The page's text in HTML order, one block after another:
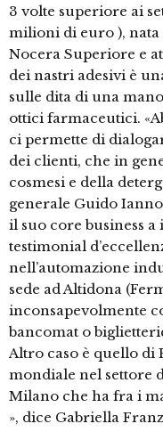
3 volte superiore ai
milioni di euro ), nata
Nocera Superiore e
dei nastri adesivi è
sulle dita di una
ottici farmaceutici.
ci permette di
dei clienti, che in
cosmesi e della
generale Guido
il suo core business
testimonial
nell’automazione
sede ad Altidona
inconsapevolmente
bancomat o
Altro caso è quello di
mondiale nel settore
Milano che ha fra i
», dice Gabriella